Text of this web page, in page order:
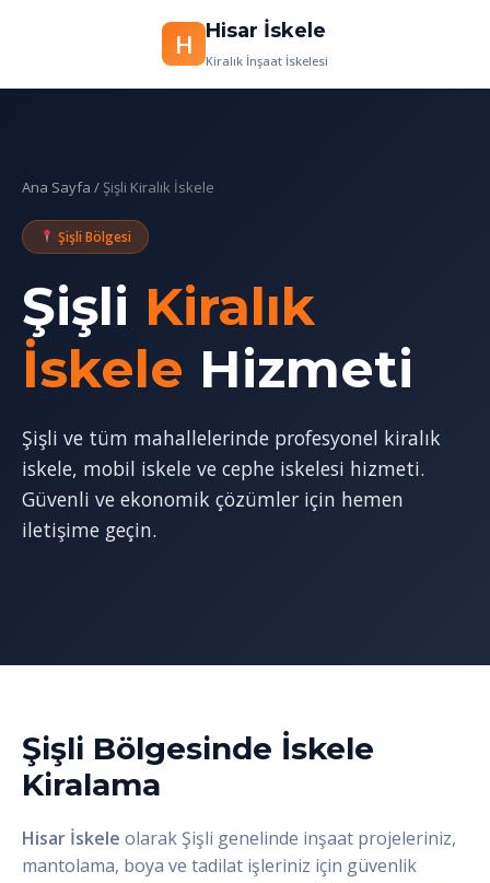
geç
H Hisar İskele
Kiralık İnşaat İskelesi
Ana Sayfa /Şişli Kiralık İskele
Şişli Bölgesi
Şişli Kiralık
İskele Hizmeti
Şişli ve tüm mahallelerinde profesyonel kiralık
iskele, mobil iskele ve cephe iskelesi hizmeti.
Güvenli ve ekonomik çözümler için hemen
iletişime geçin.
Şişli Bölgesinde İskele
Kiralama
Hisar İskele olarak Şişli genelinde inşaat projeleriniz,
mantolama, boya ve tadilat işleriniz için güvenlik